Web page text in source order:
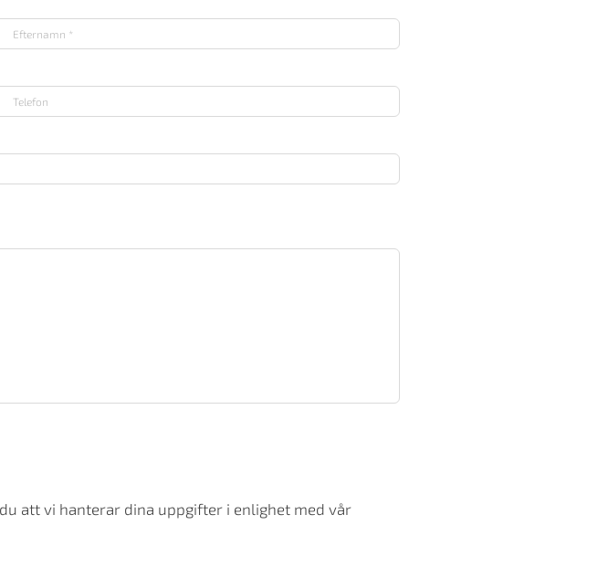
att vi hanterar dina uppgifter i enlighet med vår